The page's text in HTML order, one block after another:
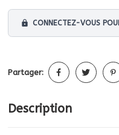
lock CONNECTEZ-VOUS
Partager:
Description